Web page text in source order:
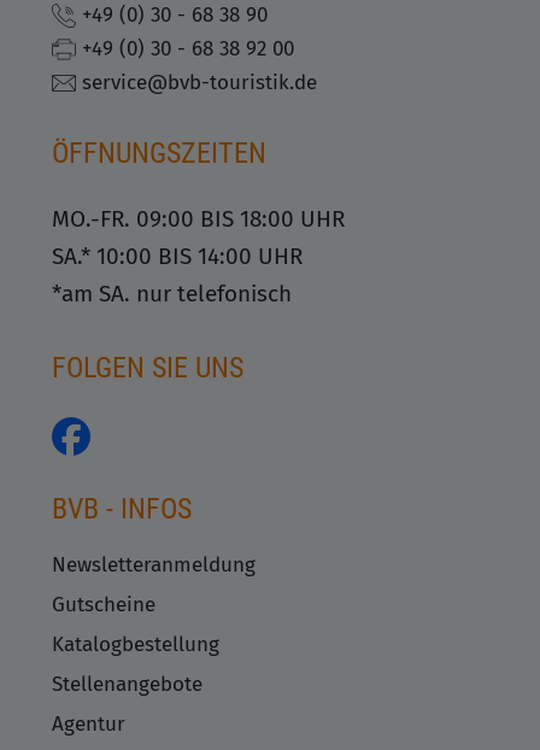
+49 (0) 30 - 68 38 90
+49 (0) 30 - 68 38 92 00
service@bvb-touristik.de
ÖFFNUNGSZEITEN
MO.-FR. 09:00 BIS 18:00 UHR
SA.* 10:00 BIS 14:00 UHR
*am SA. nur telefonisch
FOLGEN SIE UNS
BVB - INFOS
Newsletteranmeldung
Gutscheine
Katalogbestellung
Stellenangebote
Agentur